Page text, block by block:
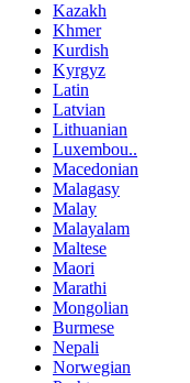
Kazakh
Khmer
Kurdish
Kyrgyz
Latin
Latvian
Lithuanian
Luxembou..
Macedonian
Malagasy
Malay
Malayalam
Maltese
Maori
Marathi
Mongolian
Burmese
Nepali
Norwegian